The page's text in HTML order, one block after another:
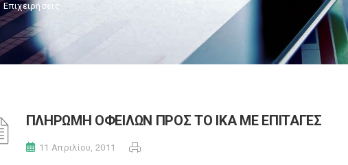
Επιχειρήσεις
ΠΛΗΡΩΜΗ ΟΦΕΙΛΩΝ ΠΡΟΣ ΤΟ ΙΚΑ ΜΕ ΕΠΙΤΑΓΕΣ
11 Απριλίου, 2011